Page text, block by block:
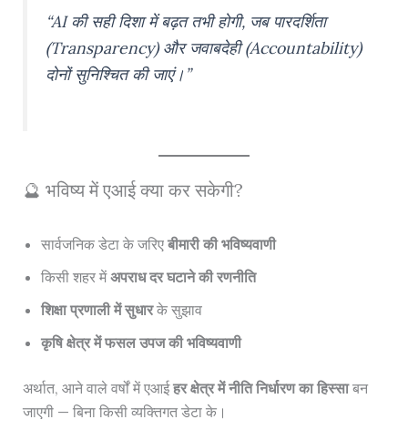
“AI की सही दिशा में बढ़त तभी होगी, जब पारदर्शिता
(Transparency) और जवाबदेही (Accountability)
दोनों सुनिश्चित की जाएं।”
🔮 भविष्य में एआई क्या कर सकेगी?
सार्वजनिक डेटा के जरिए बीमारी की भविष्यवाणी
किसी शहर मेंअपराध दर घटाने की रणनीति
शिक्षा प्रणाली में सुधारके सुझाव
कृषि क्षेत्र में फसल उपज की भविष्यवाणी
अर्थात, आने वाले वर्षों में एआईहर क्षेत्र में नीति निर्धारण का हिस्साबन
जाएगी — बिना किसी व्यक्तिगत डेटा के।